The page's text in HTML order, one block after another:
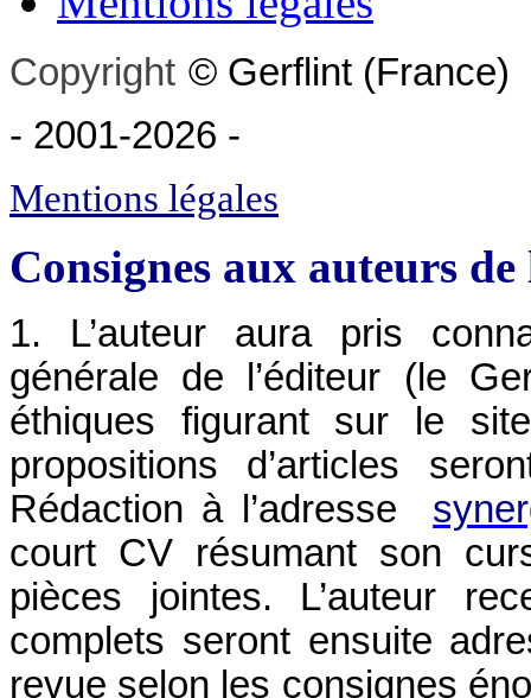
Copyright © Gerflint (France)
- 2001-2026 -
Mentions légales
Consignes aux auteurs
1. L’auteur aura pris
générale de l’éditeur (le
éthiques figurant sur le
propositions d’articles
Rédaction à l’adresse
court CV résumant son
pièces jointes. L’auteur
complets seront ensuite
revue selon les consignes